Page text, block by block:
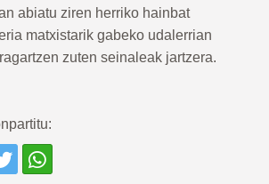
abiatu ziren herriko hainbat
matxistarik gabeko udalerrian
zuten seinaleak jartzera.